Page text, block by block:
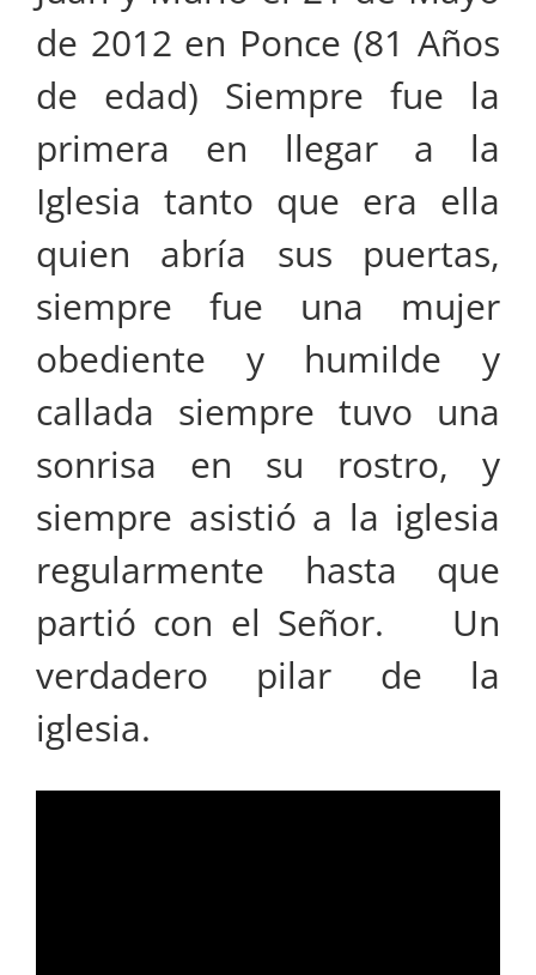
de 2012 en Ponce (81 Años
de edad) Siempre fue la
primera en llegar a la
Iglesia tanto que era ella
quien abría sus puertas,
siempre fue una mujer
obediente y humilde y
callada siempre tuvo una
sonrisa en su rostro, y
siempre asistió a la iglesia
regularmente hasta que
partió con el Señor. Un
verdadero pilar de la
iglesia.